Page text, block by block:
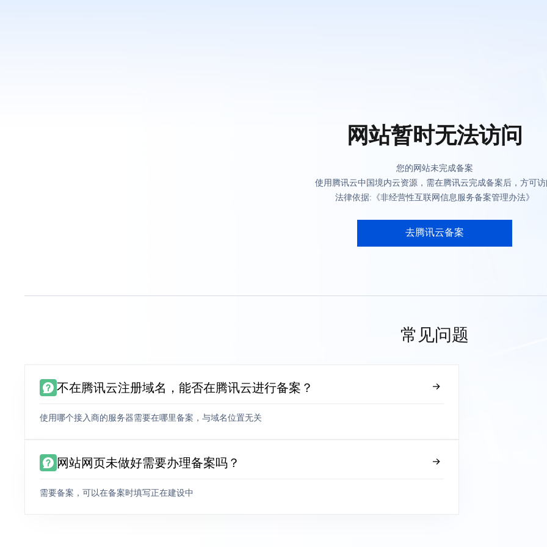
网站暂时无法访问
您的网站未完成备案
使用腾讯云中国境内云资源，需在腾讯云完成备案后，方可
法律依据:《非经营性互联网信息服务备案管理办法》
去腾讯云备案
常见问题
不在腾讯云注册域名，能否在腾讯云进行备案？
使用哪个接入商的服务器需要在哪里备案，与域名位置无关
网站网页未做好需要办理备案吗？
需要备案，可以在备案时填写正在建设中